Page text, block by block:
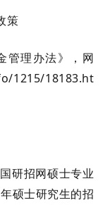
策
管理办法》，网
1215/18183.ht
研招网硕士专业
硕士研究生的招